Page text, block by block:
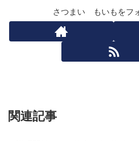
さつまい もいもをフ
関連記事